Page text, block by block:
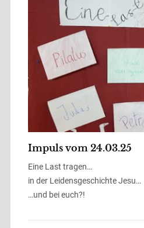
Impuls vom 24.03.25
Eine Last tragen…
in der Leidensgeschichte Jesu…
…und bei euch?!